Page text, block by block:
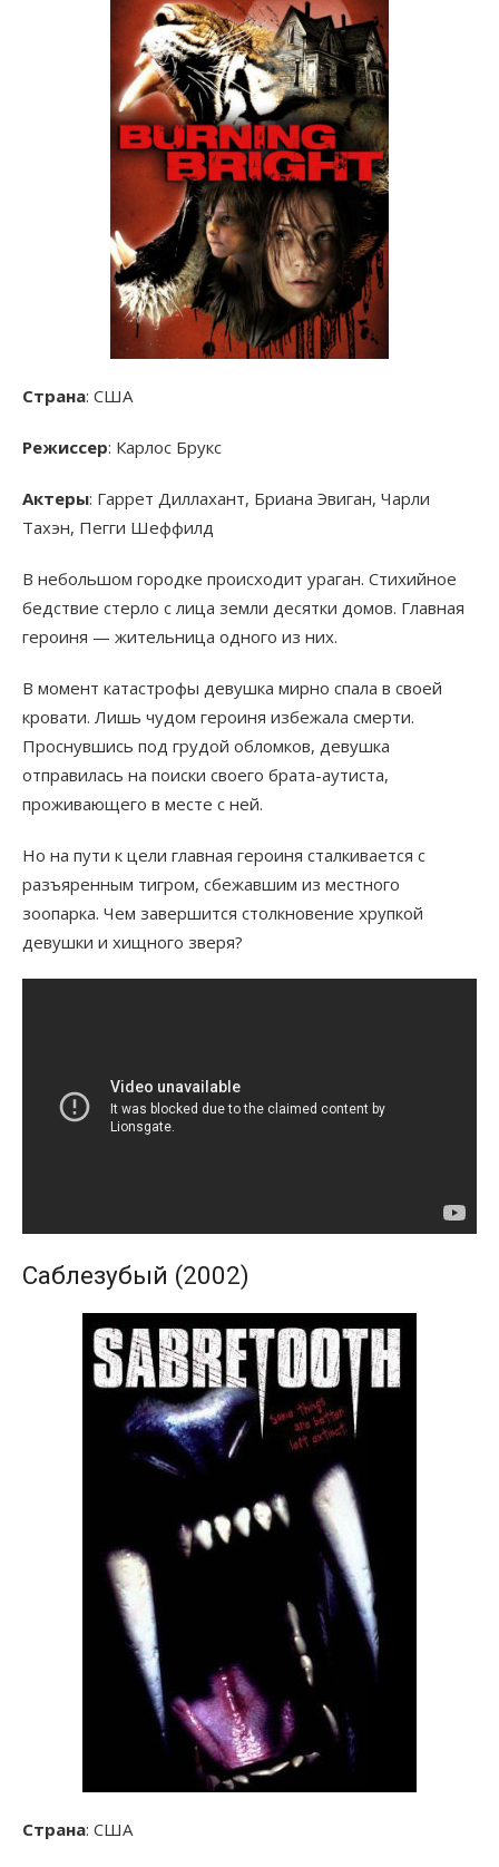
Страна: США
Режиссер: Карлос Брукс
Актеры: Гаррет Диллахант, Бриана Эвиган, Чарли
Тахэн, Пегги Шеффилд
В небольшом городке происходит ураган. Стихийное
бедствие стерло с лица земли десятки домов. Главная
героиня — жительница одного из них.
В момент катастрофы девушка мирно спала в своей
кровати. Лишь чудом героиня избежала смерти.
Проснувшись под грудой обломков, девушка
отправилась на поиски своего брата-аутиста,
проживающего в месте с ней.
Но на пути к цели главная героиня сталкивается с
разъяренным тигром, сбежавшим из местного
зоопарка. Чем завершится столкновение хрупкой
девушки и хищного зверя?
Саблезубый (2002)
Страна: США